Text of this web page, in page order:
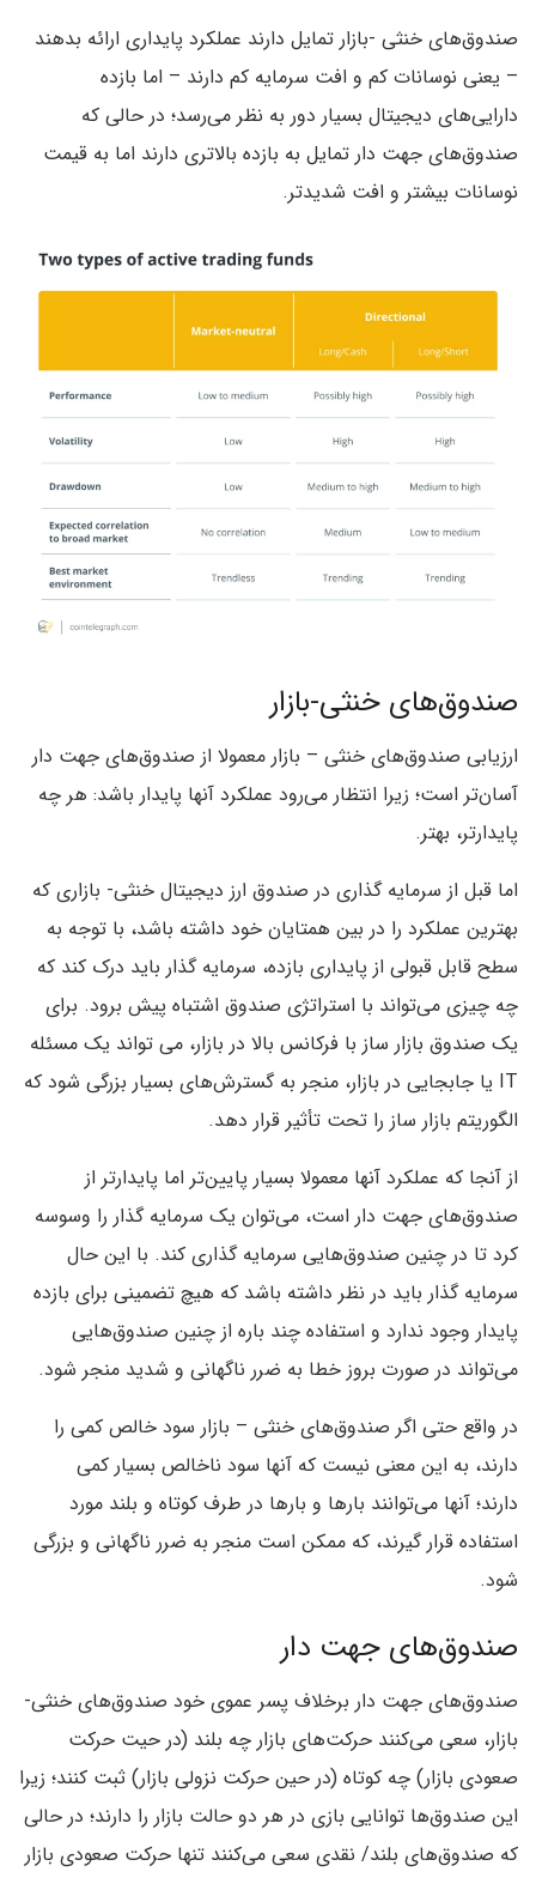
صندوق‌های خنثی -بازار تمایل دارند عملکرد پایداری ارائه بدهند
– یعنی نوسانات کم و افت سرمایه کم دارند – اما بازده
دارایی‌های دیجیتال بسیار دور به نظر می‌رسد؛ در حالی که
صندوق‌های جهت دار تمایل به بازده بالاتری دارند اما به قیمت
نوسانات بیشتر و افت شدیدتر.
صندوق‌های خنثی-بازار
ارزیابی صندوق‌های خنثی – بازار معمولا از صندوق‌های جهت دار
آسان‌تر است؛ زیرا انتظار می‌رود عملکرد آنها پایدار باشد: هر چه
پایدارتر، بهتر.
اما قبل از سرمایه گذاری در صندوق ارز دیجیتال خنثی- بازاری که
بهترین عملکرد را در بین همتایان خود داشته باشد، با توجه به
سطح قابل قبولی از پایداری بازده، سرمایه گذار باید درک کند که
چه چیزی می‌تواند با استراتژی صندوق اشتباه پیش برود. برای
یک صندوق بازار ساز با فرکانس بالا در بازار، می تواند یک مسئله
IT یا جابجایی در بازار، منجر به گسترش‌های بسیار بزرگی شود که
الگوریتم بازار ساز را تحت تأثیر قرار دهد.
از آنجا که عملکرد آنها معمولا بسیار پایین‌تر اما پایدارتر از
صندوق‌های جهت دار است، می‌توان یک سرمایه گذار را وسوسه
کرد تا در چنین صندوق‌هایی سرمایه گذاری کند. با این حال
سرمایه گذار باید در نظر داشته باشد که هیچ تضمینی برای بازده
پایدار وجود ندارد و استفاده چند باره از چنین صندوق‌هایی
می‌تواند در صورت بروز خطا به ضرر ناگهانی و شدید منجر شود.
در واقع حتی اگر صندوق‌های خنثی – بازار سود خالص کمی را
دارند، به این معنی نیست که آنها سود ناخالص بسیار کمی
دارند؛ آنها می‌توانند بارها و بارها در طرف کوتاه و بلند مورد
استفاده قرار گیرند، که ممکن است منجر به ضرر ناگهانی و بزرگی
شود.
صندوق‌های جهت دار
صندوق‌های جهت دار برخلاف پسر عموی خود صندوق‌های خنثی-
بازار، سعی می‌کنند حرکت‌های بازار چه بلند (در حیت حرکت
صعودی بازار) چه کوتاه (در حین حرکت نزولی بازار) ثبت کنند؛ زیرا
این صندوق‌ها توانایی بازی در هر دو حالت بازار را دارند؛ در حالی
که صندوق‌های بلند/ نقدی سعی می‌کنند تنها حرکت صعودی بازار